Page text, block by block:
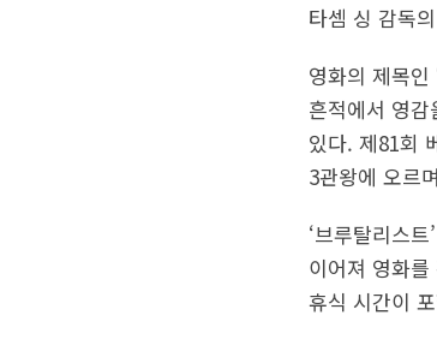
타셈 싱 감독
영화의 제목
흔적에서 영
있다. 제81회
3관왕에 오르
‘브루탈리스
이어져 영화
휴식 시간이